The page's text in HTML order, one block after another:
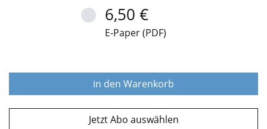
6,50 €
E-Paper (PDF)
in den Warenkorb
Jetzt Abo auswählen